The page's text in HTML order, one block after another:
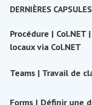
Sidebar
Widget
Area
DERNIÈRES CAPSULES
Procédure | Col.NET
locaux via Col.NET
Teams | Travail de
Forms | Définir une